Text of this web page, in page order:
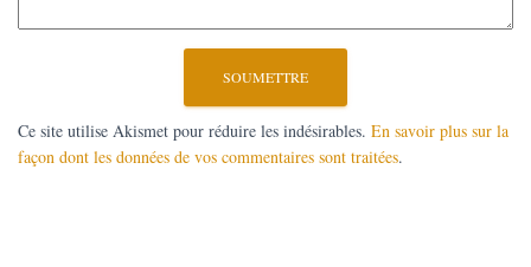
Ce site utilise Akismet pour réduire les indésirables. En savoir plus sur la
façon dont les données de vos commentaires sont traitées.